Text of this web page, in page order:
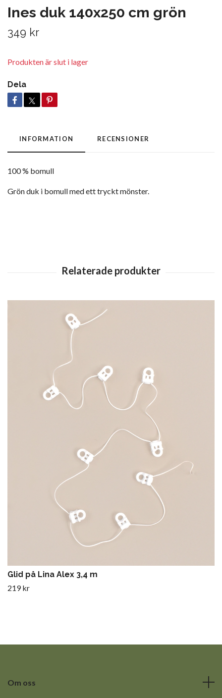
Ines duk 140x250 cm grön
349 kr
Produkten är slut i lager
Dela
INFORMATION RECENSIONER
100 % bomull
Grön duk i bomull med ett tryckt mönster.
Glid på Lina Alex 3,4 m
219 kr
Om oss